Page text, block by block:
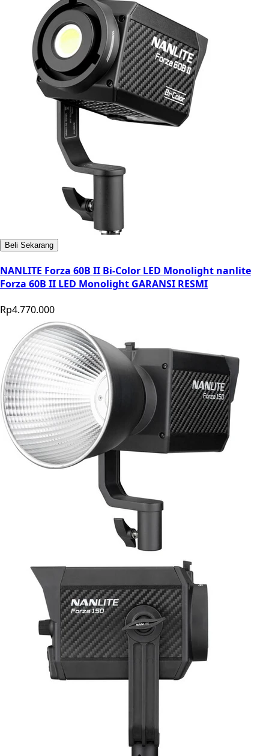
Beli Sekarang
NANLITE Forza 60B II Bi-Color LED Monolight nanlite
Forza 60B II LED Monolight GARANSI RESMI
Rp4.770.000